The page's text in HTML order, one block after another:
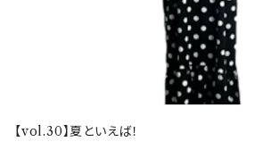
【vol.30】夏といえば！